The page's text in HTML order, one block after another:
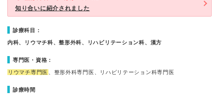
知り合いに紹介されました
診療科目：
内科、リウマチ科、整形外科、リハビリテーション科、漢方
専門医・資格：
リウマチ専門医 、整形外科専門医、リハビリテーション科専門医
診療時間